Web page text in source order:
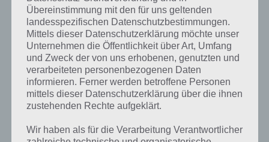
Kurze Begriffserklärung zur Lösung Rad
Rad ist die Lösung für das tägliche Rätsel am 5.11.2022 in 4 Bilder 1
Wort, doch welche Bedeutung hat dieses eigentlich und was gibt es
dazu zu wissen? Passt das Wort auch zu Heureka, also handelt es
Lösungen präsentieren wir daher auch immer eine kurze
Übereinstimmung mit den für uns geltenden
landesspezifischen Datenschutzbestimmungen.
Mittels dieser Datenschutzerklärung möchte unser
Unternehmen die Öffentlichkeit über Art, Umfang
und Zweck der von uns erhobenen, genutzten und
verarbeiteten personenbezogenen Daten
informieren. Ferner werden betroffene Personen
mittels dieser Datenschutzerklärung über die ihnen
zustehenden Rechte aufgeklärt.
Wir haben als für die Verarbeitung Verantwortlicher